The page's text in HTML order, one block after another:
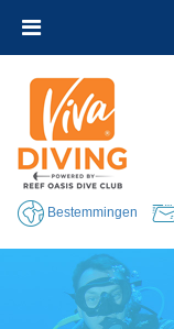
Bestemmingen